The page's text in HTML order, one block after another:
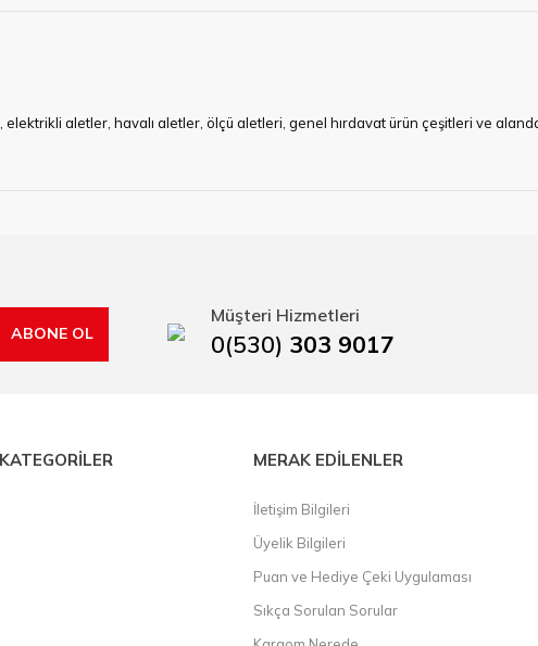
aletler, havalı aletler, ölçü aletleri, genel hırdavat ürün çeşitleri ve
kesiciler, çektirme, kablo makası, pürmüz, lazerli mesafe ölçme.
ABONE OL
Müşteri Hizmetleri
0(530) 303 9017
MERAK EDİLENLER
İletişim Bilgileri
Üyelik Bilgileri
Puan ve Hediye Çeki Uygulaması
Sıkça Sorulan Sorular